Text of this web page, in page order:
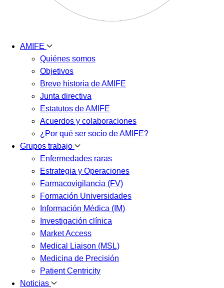
AMIFE
Quiénes somos
Objetivos
Breve historia de AMIFE
Junta directiva
Estatutos de AMIFE
Acuerdos y colaboraciones
¿Por qué ser socio de AMIFE?
Grupos trabajo
Enfermedades raras
Estrategia y Operaciones
Farmacovigilancia (FV)
Formación Universidades
Información Médica (IM)
Investigación clínica
Market Access
Medical Liaison (MSL)
Medicina de Precisión
Patient Centricity
Noticias